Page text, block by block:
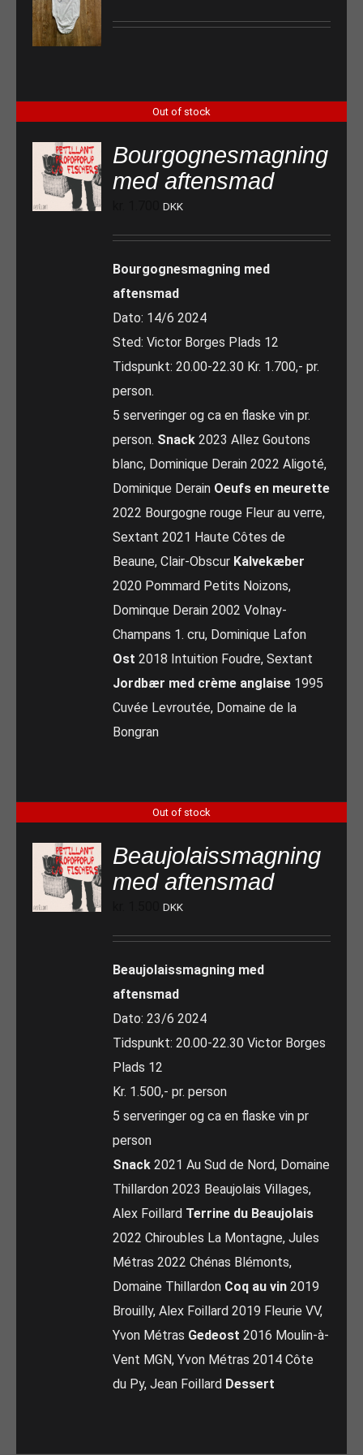
Out of stock
Bourgognesmagning
med aftensmad
DKK
Bourgognesmagning med
aftensmad
Dato: 14/6 2024
Sted: Victor Borges Plads 12
Tidspunkt: 20.00-22.30 Kr. 1.700,- pr.
person.
5 serveringer og ca en flaske vin pr.
person. Snack 2023 Allez Goutons
blanc, Dominique Derain 2022 Aligoté,
Dominique Derain Oeufs en meurette
2022 Bourgogne rouge Fleur au verre,
Sextant 2021 Haute Côtes de
Beaune, Clair-Obscur Kalvekæber
2020 Pommard Petits Noizons,
Dominque Derain 2002 Volnay-
Champans 1. cru, Dominique Lafon
Ost 2018 Intuition Foudre, Sextant
Jordbær med crème anglaise 1995
Cuvée Levroutée, Domaine de la
Bongran
Out of stock
Beaujolaissmagning
med aftensmad
DKK
Beaujolaissmagning med
aftensmad
Dato: 23/6 2024
Tidspunkt: 20.00-22.30 Victor Borges
Plads 12
Kr. 1.500,- pr. person
5 serveringer og ca en flaske vin pr
person
Snack 2021 Au Sud de Nord, Domaine
Thillardon 2023 Beaujolais Villages,
Alex Foillard Terrine du Beaujolais
2022 Chiroubles La Montagne, Jules
Métras 2022 Chénas Blémonts,
Domaine Thillardon Coq au vin 2019
Brouilly, Alex Foillard 2019 Fleurie VV,
Yvon Métras Gedeost 2016 Moulin-à-
Vent MGN, Yvon Métras 2014 Côte
du Py, Jean Foillard Dessert